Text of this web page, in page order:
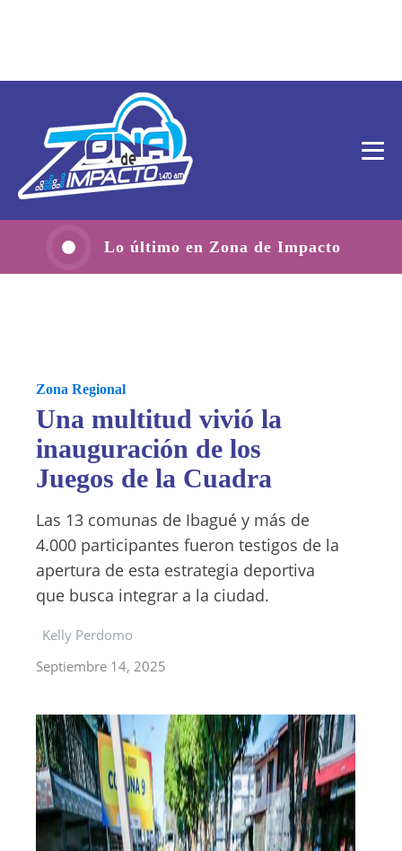
Lo último en Zona de Impacto
Zona Regional
Una multitud vivió la
inauguración de los
Juegos de la Cuadra
Las 13 comunas de Ibagué y más de
4.000 participantes fueron testigos de la
apertura de esta estrategia deportiva
que busca integrar a la ciudad.
Kelly Perdomo
Septiembre 14, 2025